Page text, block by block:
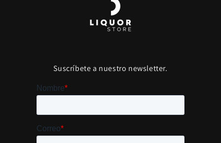
Suscríbete a nuestro newsletter.